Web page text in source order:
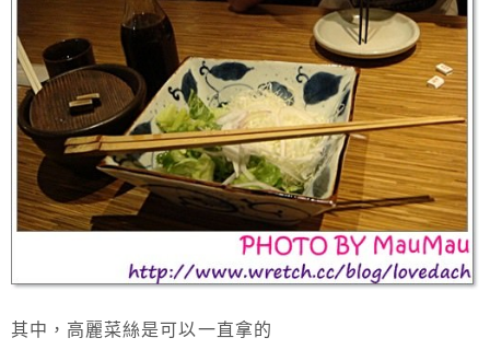
其中，高麗菜絲是可以一直拿的